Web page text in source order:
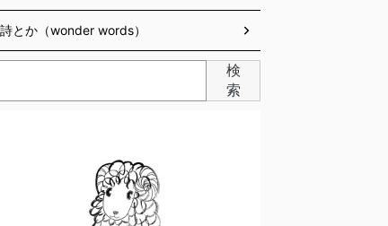
詩とか（wonder words）
検
索